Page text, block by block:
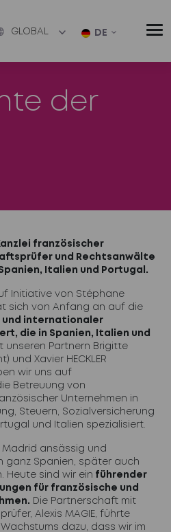
GLOBAL DE
der
französischer
und Rechtsanwälte
Italien und Portugal.
Initiative von Stéphane
sich von Anfang an auf die
und internationaler
die in Spanien, Italien und
unseren Partnern Brigitte
und Xavier HECKLER
wir uns auf
Betreuung von
Unternehmen in
Steuern, Sozialversicherung
und Italien spezialisiert.
Madrid ansässig und
ganz Spanien, später auch
Heute sind wir ein führender
für französische und
Die Partnerschaft mit
Alexis MAGIE, führte
dazu, dass wir im